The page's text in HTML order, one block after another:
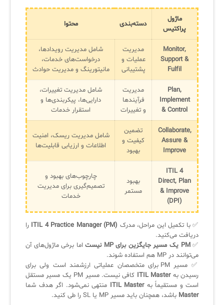
ماژول
پراکتیس
دسته‌بندی محتوا
Monitor,
Support &
Fulfil
مدیریت
عملیات و
پشتیبانی
شامل مدیریت رویدادها،
درخواست‌های خدمات،
مانیتورینگ و مدیریت حوادث
Plan,
Implement
& Control
مدیریت
فرآیندها
و تغییرات
شامل مدیریت تغییرات،
دارایی‌ها، پیکربندی‌ها و
استقرار خدمات
Collaborate,
Assure &
Improve
تضمین
کیفیت و
بهبود
شامل مدیریت ریسک، امنیت
اطلاعات و ارزیابی قابلیت‌ها
ITIL 4
Direct, Plan
& Improve
(DPI)
بهبود
مستمر
چارچوب‌های بهبود و
تصمیم‌گیری برای مدیریت
خدمات
✅ با تکمیل این مراحل، مدرک ITIL 4 Practice Manager (PM) را
دریافت می‌کنید.
✅PM یک مسیر جایگزین برای MP نیست
اما برخی ماژول‌های آن
می‌توانند در MP هم استفاده شوند.
✅ مسیر PM برای متخصصان عملیاتی ارزشمند است ولی برای
رسیدن بهITIL Master
کافی نیست. مسیر PM یک مسیر مستقل
است و مستقیماً بهITIL Master منتهی نمی‌شود. اگر هدف شما
Master باشد، همچنان باید مسیر MP یا SL را طی کنید.